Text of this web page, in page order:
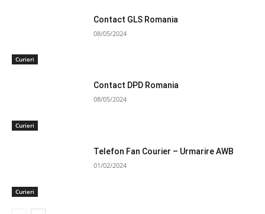
Curieri
Contact GLS Romania
08/05/2024
Curieri
Contact DPD Romania
08/05/2024
Curieri
Telefon Fan Courier – Urmarire AWB
01/02/2024